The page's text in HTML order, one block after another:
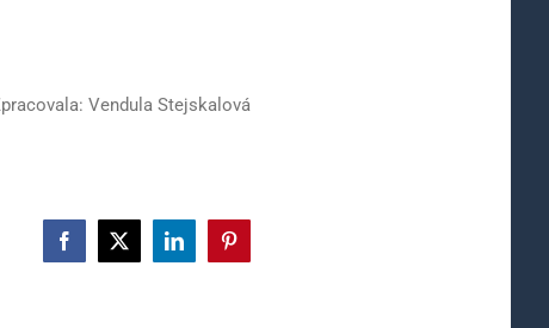
Vendula Stejskalová
Facebook
X LinkedInPinterest